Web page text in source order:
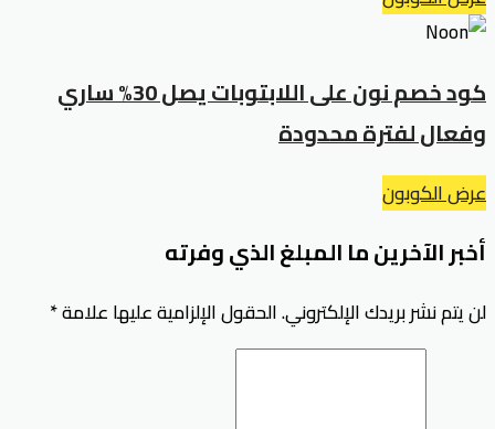
كود خصم نون على اللابتوبات يصل 30% ساري
وفعال لفترة محدودة
عرض الكوبون
أخبر الآخرين ما المبلغ الذي وفرته
لن يتم نشر بريدك الإلكتروني.الحقول الإلزامية عليها علامة*